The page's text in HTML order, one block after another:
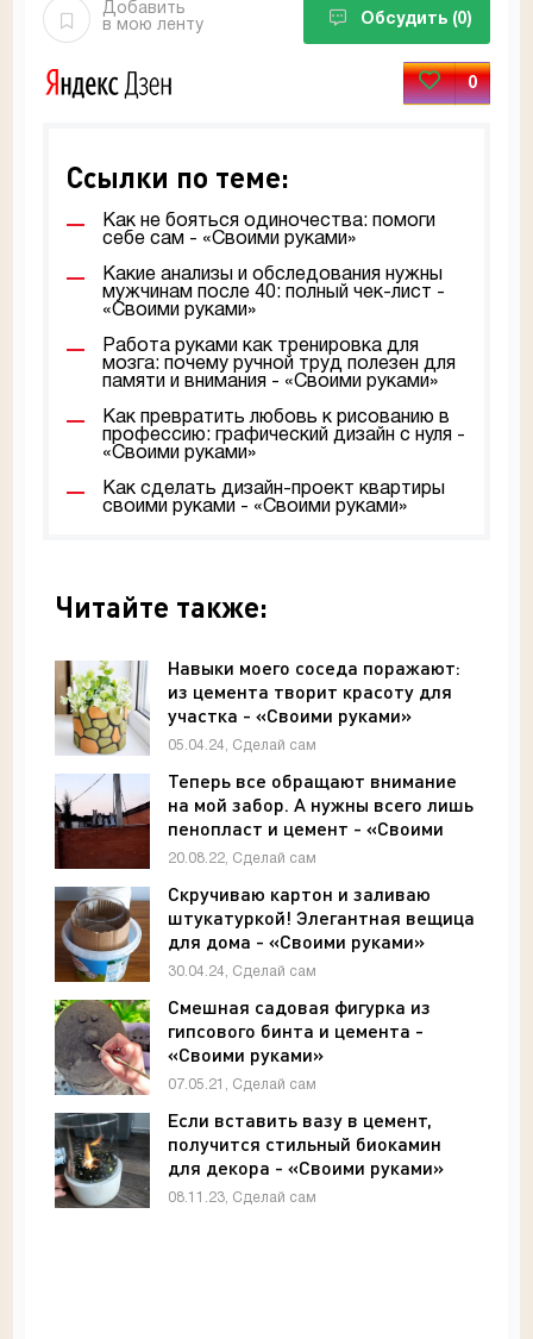
Добавить
в мою ленту
Обсудить (0)
0
Ссылки по теме:
Как не бояться одиночества: помоги
себе сам - «Своими руками»
Какие анализы и обследования нужны
мужчинам после 40: полный чек-лист -
«Своими руками»
Работа руками как тренировка для
мозга: почему ручной труд полезен для
памяти и внимания - «Своими руками»
Как превратить любовь к рисованию в
профессию: графический дизайн с нуля -
«Своими руками»
Как сделать дизайн-проект квартиры
своими руками - «Своими руками»
Читайте также:
Навыки моего соседа поражают:
из цемента творит красоту для
участка - «Своими руками»
05.04.24, Сделай сам
Теперь все обращают внимание
на мой забор. А нужны всего лишь
пенопласт и цемент - «Своими
руками»
20.08.22, Сделай сам
Скручиваю картон и заливаю
штукатуркой! Элегантная вещица
для дома - «Своими руками»
30.04.24, Сделай сам
Смешная садовая фигурка из
гипсового бинта и цемента -
«Своими руками»
07.05.21, Сделай сам
Если вставить вазу в цемент,
получится стильный биокамин
для декора - «Своими руками»
08.11.23, Сделай сам